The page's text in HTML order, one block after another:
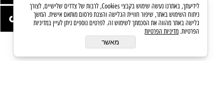
לידיעתך, באתרנו נעשה שימוש בקבצי Cookies, לרבות של צדדים שלישיים, לצורך
ניתוח השימוש באתר, שיפור חוויית הגלישה והצגת פרסום מותאם אישית. המשך
גלישה באתר מהווה את הסכמתך לשימוש זה. לפרטים נוספים ניתן לעיין במדיניות
הפרטיות. מדיניות הפרטיות
מאשר